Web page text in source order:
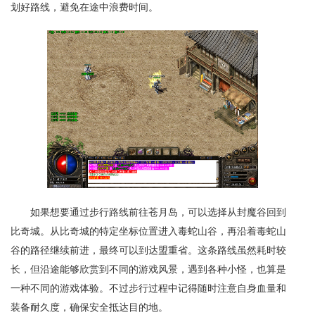
划好路线，避免在途中浪费时间。
如果想要通过步行路线前往苍月岛，可以选择从封魔谷回到
比奇城。从比奇城的特定坐标位置进入毒蛇山谷，再沿着毒蛇山
谷的路径继续前进，最终可以到达盟重省。这条路线虽然耗时较
长，但沿途能够欣赏到不同的游戏风景，遇到各种小怪，也算是
一种不同的游戏体验。不过步行过程中记得随时注意自身血量和
装备耐久度，确保安全抵达目的地。